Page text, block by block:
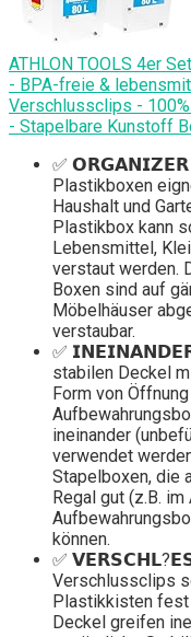
ATHLON TOOLS 4er
- BPA-freie &
Verschlussclips -
- Stapelbare Kunstoff
✅ 𝗢𝗥𝗚𝗔𝗡𝗜𝗭𝗘𝗥
Plastikboxen
Haushalt und
Plastikbox kann
Lebensmittel,
verstaut werden.
Boxen sind auf
Möbelhäuser
verstaubar.
✅
stabilen Deckel
Form von
ineinander
verwendet
Stapelboxen, die
Regal gut (z.B.
können.
✅
Verschlussclips
Plastikkisten fest
Deckel greifen